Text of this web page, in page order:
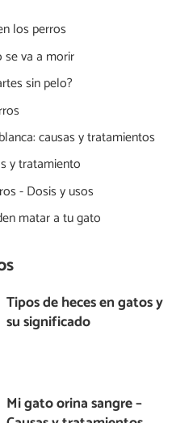
los perros
se va a morir
sin pelo?
causas y tratamientos
y tratamiento
- Dosis y usos
matar a tu gato
Tipos de heces en gatos y
su significado
Mi gato orina sangre –